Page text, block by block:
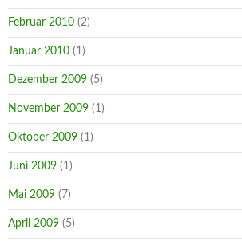
Februar 2010 (2)
Januar 2010 (1)
Dezember 2009 (5)
November 2009 (1)
Oktober 2009 (1)
Juni 2009 (1)
Mai 2009 (7)
April 2009 (5)